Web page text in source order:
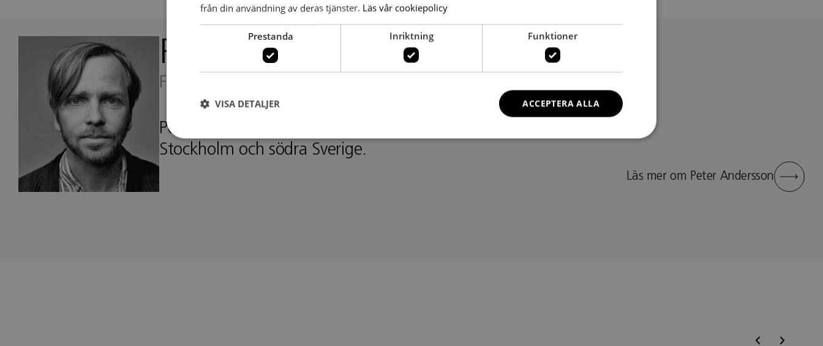
Peter Andersson
Formgivare
Peter har sedan 1999 drivit en designstudio i
Stockholm och södra Sverige.
Läs mer om Peter Andersson
från din användning av deras tjänster. Läs vår cookiepolicy
Prestanda Inriktning Funktioner
ACCEPTERA ALLA
VISA DETALJER